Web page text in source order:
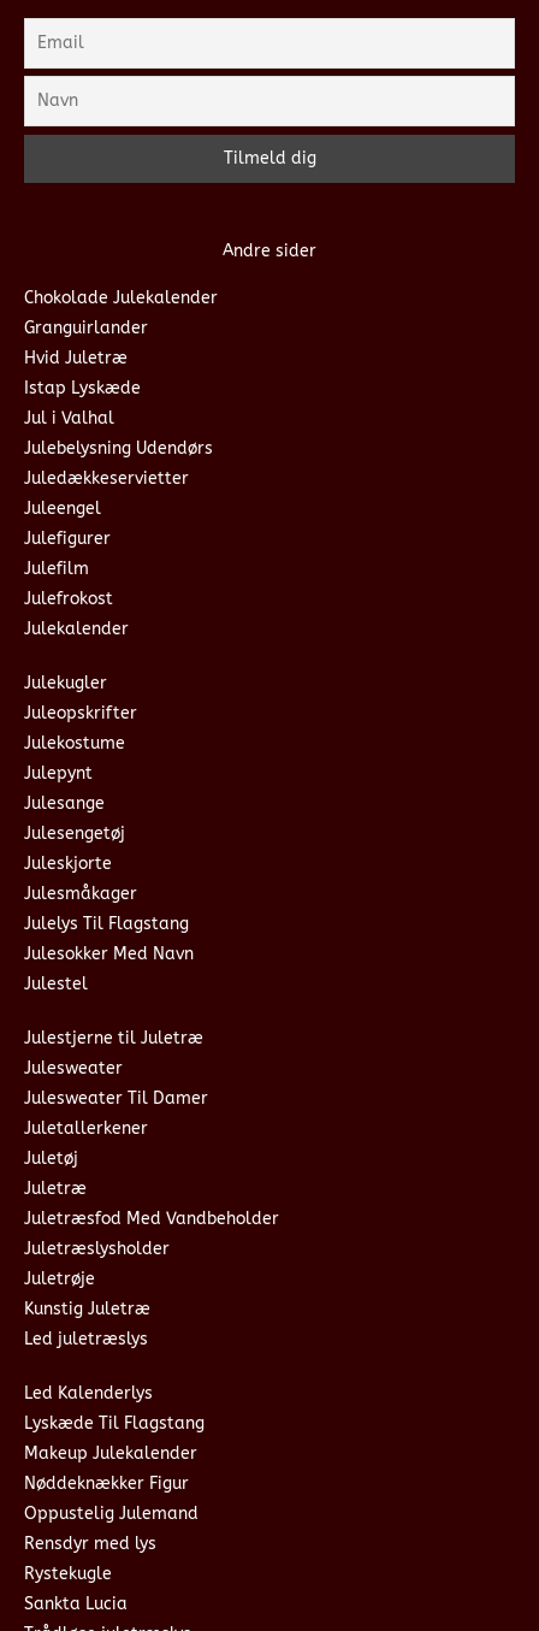
Andre sider
Chokolade Julekalender
Granguirlander
Hvid Juletræ
Istap Lyskæde
Jul i Valhal
Julebelysning Udendørs
Juledækkeservietter
Juleengel
Julefigurer
Julefilm
Julefrokost
Julekalender
Julekugler
Juleopskrifter
Julekostume
Julepynt
Julesange
Julesengetøj
Juleskjorte
Julesmåkager
Julelys Til Flagstang
Julesokker Med Navn
Julestel
Julestjerne til Juletræ
Julesweater
Julesweater Til Damer
Juletallerkener
Juletøj
Juletræ
Juletræsfod Med Vandbeholder
Juletræslysholder
Juletrøje
Kunstig Juletræ
Led juletræslys
Led Kalenderlys
Lyskæde Til Flagstang
Makeup Julekalender
Nøddeknækker Figur
Oppustelig Julemand
Rensdyr med lys
Rystekugle
Sankta Lucia